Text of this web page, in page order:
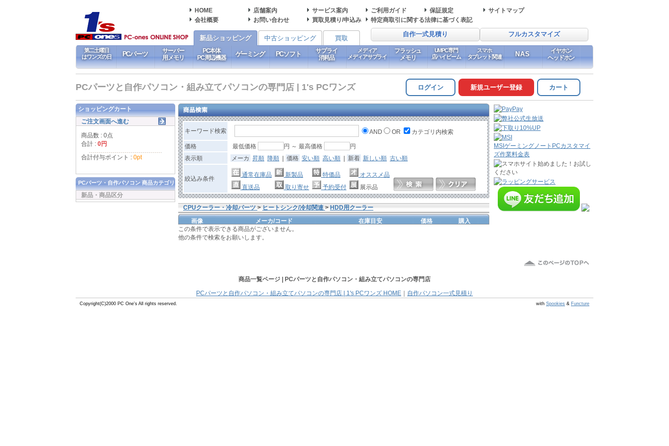
HOME 店舗案内 サービス案内 ご利用ガイド 保証規定
サイトマップ
会社概要
お問い合わせ 買取見積り/申込み 特定商取引に関する法律に基づく表記
自作一式見積り フルカスタマイズ
新品ショッピング 中古ショッピング 買取
第二土曜日
はワンズの日
PCパーツ
サーバー
用メモリ
PC本体
PC周辺機器
ゲーミング PCソフト
サプライ
消耗品
メディア
メディアサプライ
フラッシュ
メモリ
UMPC専門
店ハイビーム
スマホ
タブレット関連
NAS
イヤホン
ヘッドホン
PCパーツと自作パソコン・組み立てパソコンの専門店 | 1's PCワンズ ログイン 新規ユーザー登録 カート
キーワード検索 AND OR カテゴリ内検索
価格 最低価格 円 ～ 最高価格
円
表示順
メーカ 昇順 降順 | 価格 安い順 高い順 | 新着 新しい順 古い順
絞込み条件
通常在庫品 新製品 特価品
オススメ品
直送品
取り寄せ 予約受付 展示品
CPUクーラー・冷却パーツ > ヒートシンク/冷却関連 > HDD用クーラー
画像 メーカ/コード 在庫目安 価格
購入
この条件で表示できる商品がございません。
他の条件で検索をお願いします。
ショッピングカート
ご注文画面へ進む
商品数 : 0点
合計 : 0円
合計付与ポイント : 0pt
PCパーツ・自作パソコン 商品カテゴリ
新品・商品区分
MSIゲーミングノートPCカスタマイ
ズ作業料金表
商品一覧ページ | PCパーツと自作パソコン・組み立てパソコンの専門店
PCパーツと自作パソコン・組み立てパソコンの専門店 | 1's PCワンズ HOME
自作パソコン一式見積り
Copyright(C)2000 PC One's All rights reserved. with Spookies & Functure